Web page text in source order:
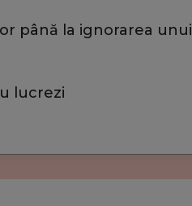
până la ignorarea unui
lucrezi